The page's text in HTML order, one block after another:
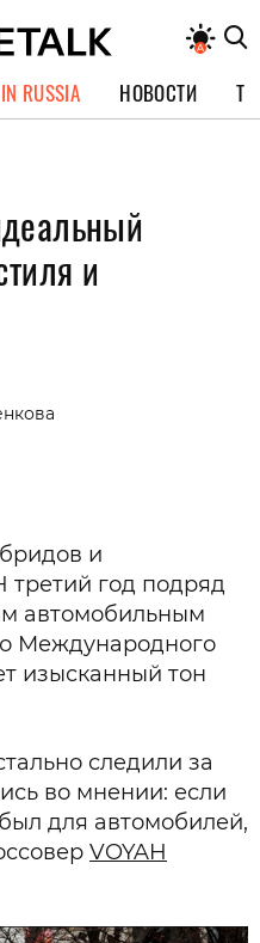
RUSSIA НОВОСТИ
и
и
третий год подряд
автомобильным
Международного
изысканный тон
следили за
во мнении: если
для автомобилей,
VOYAH